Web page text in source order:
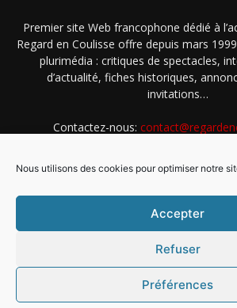
Nous utilisons des cookies pour optimiser notre
Accepter
Refuser
Préférences
Premier site Web francophone dédié à
Regard en Coulisse offre depuis mars
plurimédia : critiques de spectacles,
d’actualité, fiches historiques,
invitations…
Contactez-nous:
Intégration Ghislain Fayard